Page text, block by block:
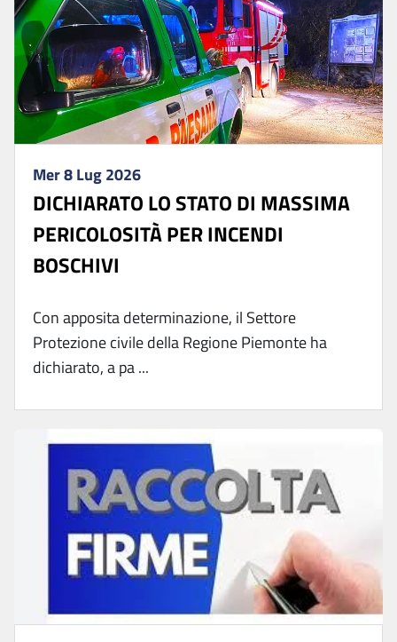
Mer 8 Lug 2026
DICHIARATO LO STATO DI MASSIMA
PERICOLOSITÀ PER INCENDI
BOSCHIVI
Con apposita determinazione, il Settore
Protezione civile della Regione Piemonte ha
dichiarato, a pa ...